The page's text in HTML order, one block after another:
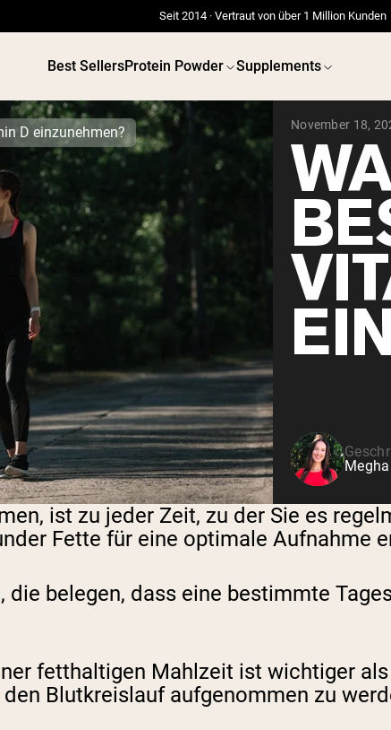
Seit 2014 · Vertraut von über 1 Million Kunden
Best SellersProtein Powder Supplements
D einzunehmen? November 18,
ist zu jeder Zeit, zu der Sie es
Fette für eine optimale Aufnahme
die belegen, dass eine bestimmte
fetthaltigen Mahlzeit ist wichtiger
Blutkreislauf aufgenommen zu